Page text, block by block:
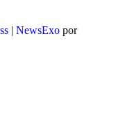
| NewsExo por